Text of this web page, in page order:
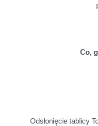
Co,
Odsłonięcie tablicy